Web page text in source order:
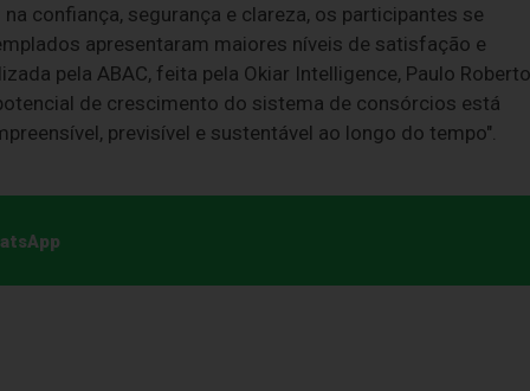
confiança, segurança e clareza, os participantes se
apresentaram maiores níveis de satisfação e
pela ABAC, feita pela Okiar Intelligence, Paulo Roberto
de crescimento do sistema de consórcios está
previsível e sustentável ao longo do tempo".